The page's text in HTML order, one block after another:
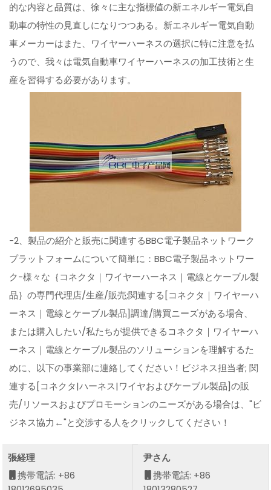
的な内容と品質は、徐々に主な指標値の新エネルギー電気自
動車の特性の見直しになりつつある。新エネルギー電気自動
車メーカーはまた、ワイヤーハーネスの選択に特に注意を払
うので、我々は電気自動車ワイヤーハーネスの加工技術と生
産を習得する必要があります。
-2、製品の紹介と販売に関連するBBC電子製品ネットワーク
プラットフォームについて簡単に：BBC電子製品ネットワー
ク-様々な｛コネクタ｜ワイヤーハーネス｜電線とケーブル製
品｝の専門代理店/生産/販売;関連する[コネクタ｜ワイヤーハ
ーネス｜電線とケーブル製品]調達/購買ニーズがある場合、
または購入したい/私たちが提供できるコネクタ｜ワイヤーハ
ーネス｜電線とケーブル製品のソリューションを理解するた
めに、以下の事業部に連絡してください！ビジネス担当者; 関
連する[コネクタ|ハーネス|ワイヤおよびケーブル製品]の販
売/リソースおよびプロモーションのニーズがある場合は、"ビ
ジネス協力←"と交渉する人をクリックしてください！
張経理
携帯電話: +86
尹さん
携帯電話: +86